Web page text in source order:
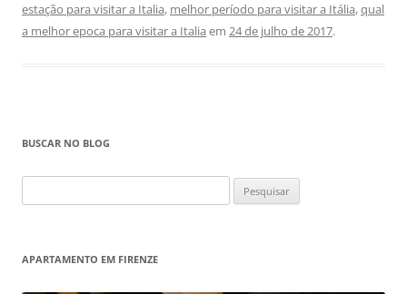
estação para visitar a Italia, melhor período para visitar a Itália,qual
a melhor epoca para visitar a Italia em 24 de julho de 2017.
BUSCAR NO BLOG
por:
APARTAMENTO EM FIRENZE